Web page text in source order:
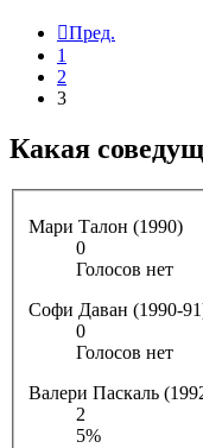
Пред.
1
2
3
Какая
Мари Талон (1990)
0
Голосов нет
Софи Даван (1990-
0
Голосов нет
Валери Паскаль
2
5%